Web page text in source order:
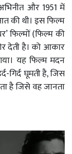
और 1951 में
की थी। इस फिल्म
फिल्मों (फिल्म की
देती है। को आकार
यह फिल्म मदन
गिर्द घूमती है, जिस
है जिसे वह जानता